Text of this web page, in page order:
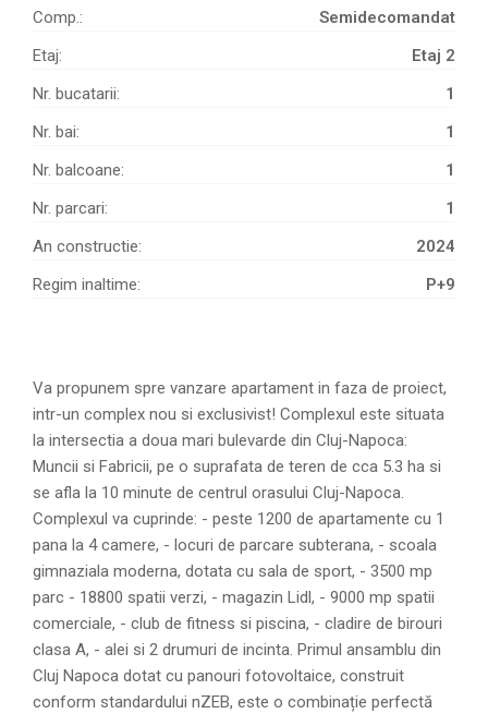
Comp.:
Semidecomandat
Etaj:
Etaj 2
Nr. bucatarii:
1
Nr. bai:
1
Nr. balcoane:
1
Nr. parcari:
1
An constructie:
2024
Regim inaltime:
P+9
Va propunem spre vanzare apartament in faza de proiect,
intr-un complex nou si exclusivist! Complexul este situata
la intersectia a doua mari bulevarde din Cluj-Napoca:
Muncii si Fabricii, pe o suprafata de teren de cca 5.3 ha si
se afla la 10 minute de centrul orasului Cluj-Napoca.
Complexul va cuprinde: - peste 1200 de apartamente cu 1
pana la 4 camere, - locuri de parcare subterana, - scoala
gimnaziala moderna, dotata cu sala de sport, - 3500 mp
parc - 18800 spatii verzi, - magazin Lidl, - 9000 mp spatii
comerciale, - club de fitness si piscina, - cladire de birouri
clasa A, - alei si 2 drumuri de incinta. Primul ansamblu din
Cluj Napoca dotat cu panouri fotovoltaice, construit
conform standardului nZEB, este o combinație perfectă